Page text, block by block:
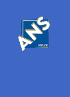
treści